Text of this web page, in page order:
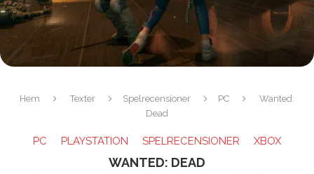
Hem Texter Spelrecensioner PC
Wanted:
Dead
PC PLAYSTATION SPELRECENSIONER XBOX
WANTED: DEAD